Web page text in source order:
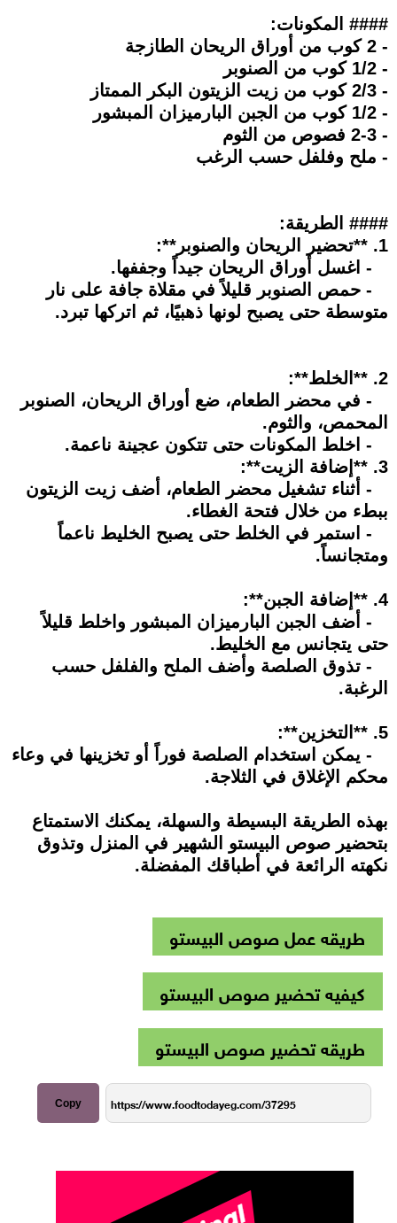
#### المكونات:
- 2 كوب من أوراق الريحان الطازجة
- 1/2 كوب من الصنوبر
- 2/3 كوب من زيت الزيتون البكر الممتاز
- 1/2 كوب من الجبن البارميزان المبشور
- 2-3 فصوص من الثوم
- ملح وفلفل حسب الرغب
#### الطريقة:
1. **تحضير الريحان والصنوبر**:
- اغسل أوراق الريحان جيداً وجففها.
- حمص الصنوبر قليلاً في مقلاة جافة على نار
متوسطة حتى يصبح لونها ذهبيًا، ثم اتركها تبرد.
2. **الخلط**:
- في محضر الطعام، ضع أوراق الريحان، الصنوبر
المحمص، والثوم.
- اخلط المكونات حتى تتكون عجينة ناعمة.
3. **إضافة الزيت**:
- أثناء تشغيل محضر الطعام، أضف زيت الزيتون
ببطء من خلال فتحة الغطاء.
- استمر في الخلط حتى يصبح الخليط ناعماً
ومتجانساً.
4. **إضافة الجبن**:
- أضف الجبن البارميزان المبشور واخلط قليلاً
حتى يتجانس مع الخليط.
- تذوق الصلصة وأضف الملح والفلفل حسب
الرغبة.
5. **التخزين**:
- يمكن استخدام الصلصة فوراً أو تخزينها في وعاء
محكم الإغلاق في الثلاجة.
بهذه الطريقة البسيطة والسهلة، يمكنك الاستمتاع
بتحضير صوص البيستو الشهير في المنزل وتذوق
نكهته الرائعة في أطباقك المفضلة.
طريقه عمل صوص البيستو
كيفيه تحضير صوص البيستو
طريقه تحضير صوص البيستو
Copy